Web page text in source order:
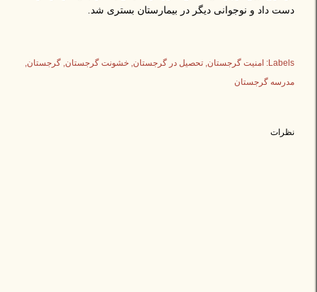
دست داد و نوجوانی دیگر در بیمارستان بستری شد.
Labels: امنیت گرجستان تحصیل در گرجستان خشونت گرجستان گرجستان
مدرسه گرجستان
نظرات